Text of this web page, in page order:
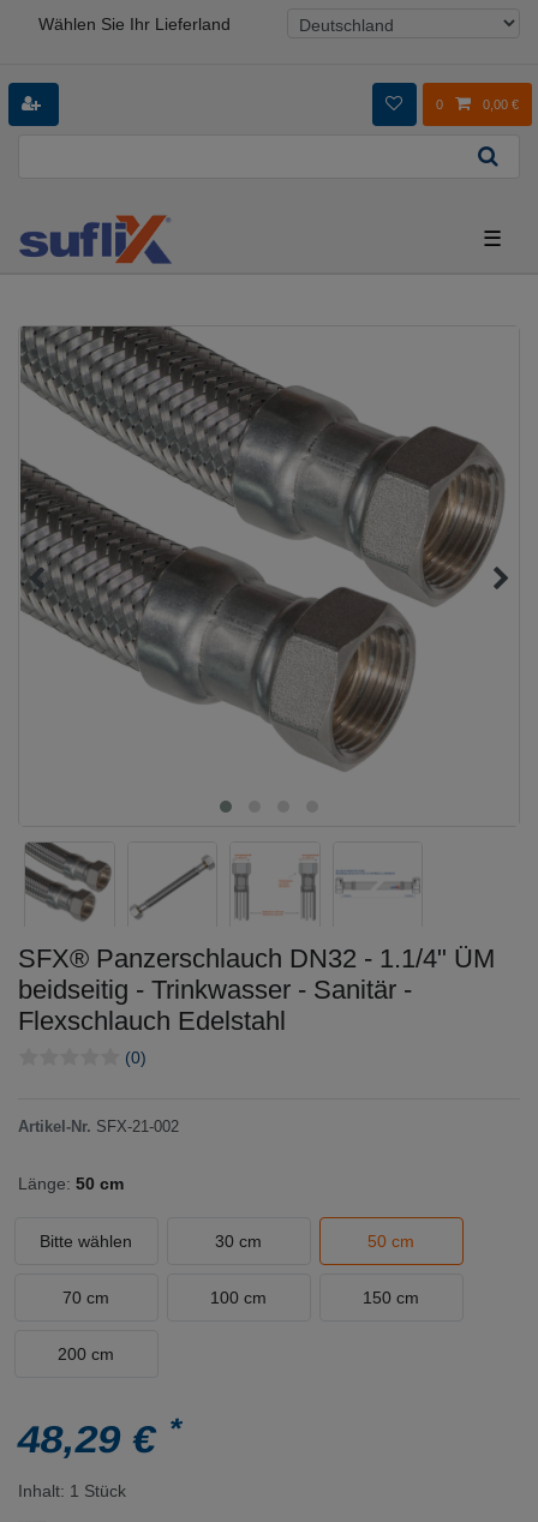
Wählen Sie Ihr Lieferland
0 0,00 €
☰
SFX® Panzerschlauch DN32 - 1.1/4" ÜM
beidseitig - Trinkwasser - Sanitär -
Flexschlauch Edelstahl
(0)
Artikel-Nr. SFX-21-002
Länge: 50 cm
Bitte wählen 30 cm 50 cm
70 cm 100 cm 150 cm
200 cm
48,29 €*
Inhalt: 1 Stück